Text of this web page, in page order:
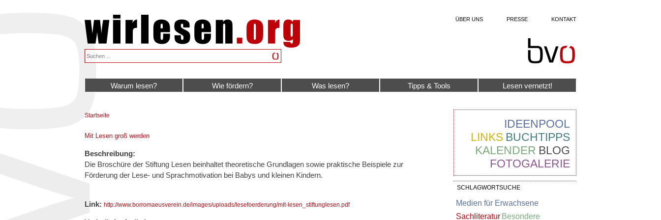
ÜBER UNS PRESSE KONTAKT
Warum lesen? Wie fördern? Was lesen? Tipps & Tools Lesen vernetzt!
Sie sind hier
Startseite
Mit Lesen groß werden
Beschreibung:
Die Broschüre der Stiftung Lesen beinhaltet theoretische Grundlagen sowie praktische Beispiele zur
Förderung der Lese- und Sprachmotivation bei Babys und kleinen Kindern.
Link: http://www.borromaeusverein.de/images/uploads/lesefoerderung/mit-lesen_stiftunglesen.pdf
IDEENPOOL
BUCHTIPPS
LINKS
BLOG
KALENDER
FOTOGALERIE
SCHLAGWORTSUCHE
Medien für Erwachsene
Sachliteratur Besondere